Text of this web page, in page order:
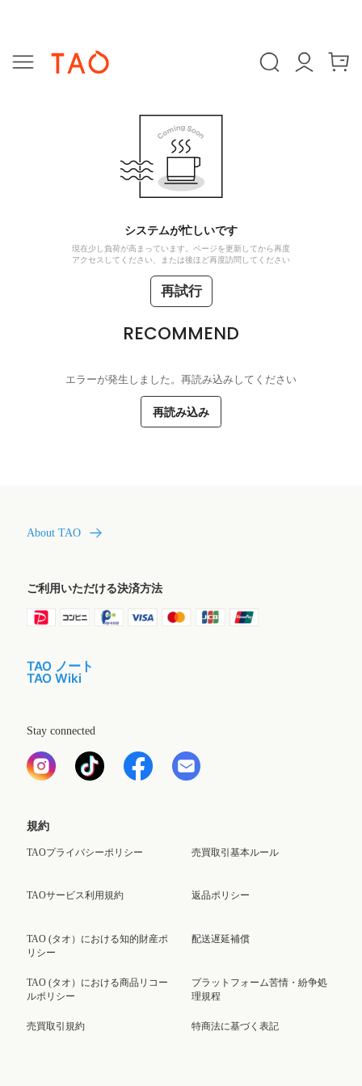
システムが忙しいです
現在少し負荷が高まっています。ページを更新してから再度
アクセスしてください、または後ほど再度訪問してください
再試行
RECOMMEND
エラーが発生しました。再読み込みしてください
再読み込み
About TAO
ご利用いただける決済方法
TAO ノート
TAO Wiki
Stay connected
規約
TAOプライバシーポリシー
TAOサービス利用規約
TAO (タオ）における知的財産ポ
リシー
TAO (タオ）における商品リコー
ルポリシー
売買取引規約
売買取引基本ルール
返品ポリシー
配送遅延補償
プラットフォーム苦情・紛争処
理規程
特商法に基づく表記